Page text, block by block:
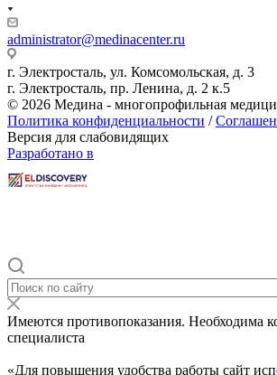
administrator@medinacenter.ru
г. Электросталь, ул. Комсомольская, д. 3
г. Электросталь, пр. Ленина, д. 2 к.5
© 2026 Медина - многопрофильная
Политика конфиденциальности /
Версия для слабовидящих
Разработано в
Имеются противопоказания. Необходима
специалиста
«Для повышения удобства работы сайт